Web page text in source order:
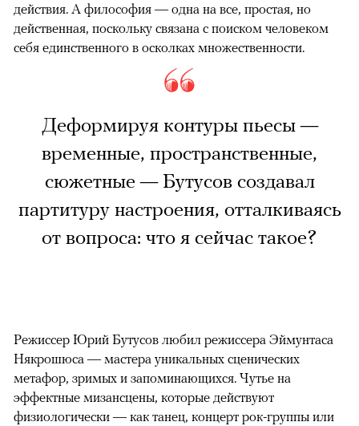
действия. А философия — одна на все, простая, но
действенная, поскольку связана с поиском человеком
себя единственного в осколках множественности.
Деформируя контуры пьесы —
временные, пространственные,
сюжетные — Бутусов создавал
партитуру настроения, отталкиваясь
от вопроса: что я сейчас такое?
Режиссер Юрий Бутусов любил режиссера Эймунтаса
Някрошюса — мастера уникальных сценических
метафор, зримых и запоминающихся. Чутье на
эффектные мизансцены, которые действуют
физиологически — как танец, концерт рок-группы или